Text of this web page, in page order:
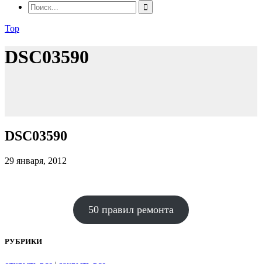
Top
DSC03590
DSC03590
29 января, 2012
50 правил ремонта
РУБРИКИ